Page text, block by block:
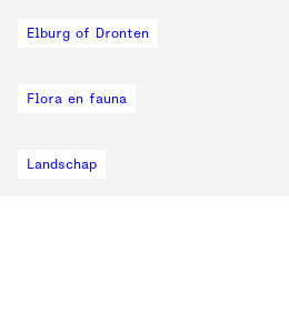
Elburg of Dronten
Flora en fauna
Landschap